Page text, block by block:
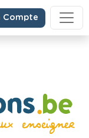
Compte